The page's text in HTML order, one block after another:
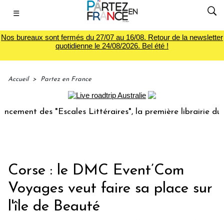
☰
Nos bureaux sont fermés du 27/07 au 16/08. Retour de la newsletter
quotidienne le 24/08/2026. Bel été !
Accueil > Partez en France
des "Escales Littéraires", la première librairie du
Corse : le DMC Event’Com
Voyages veut faire sa place sur
l'île de Beauté